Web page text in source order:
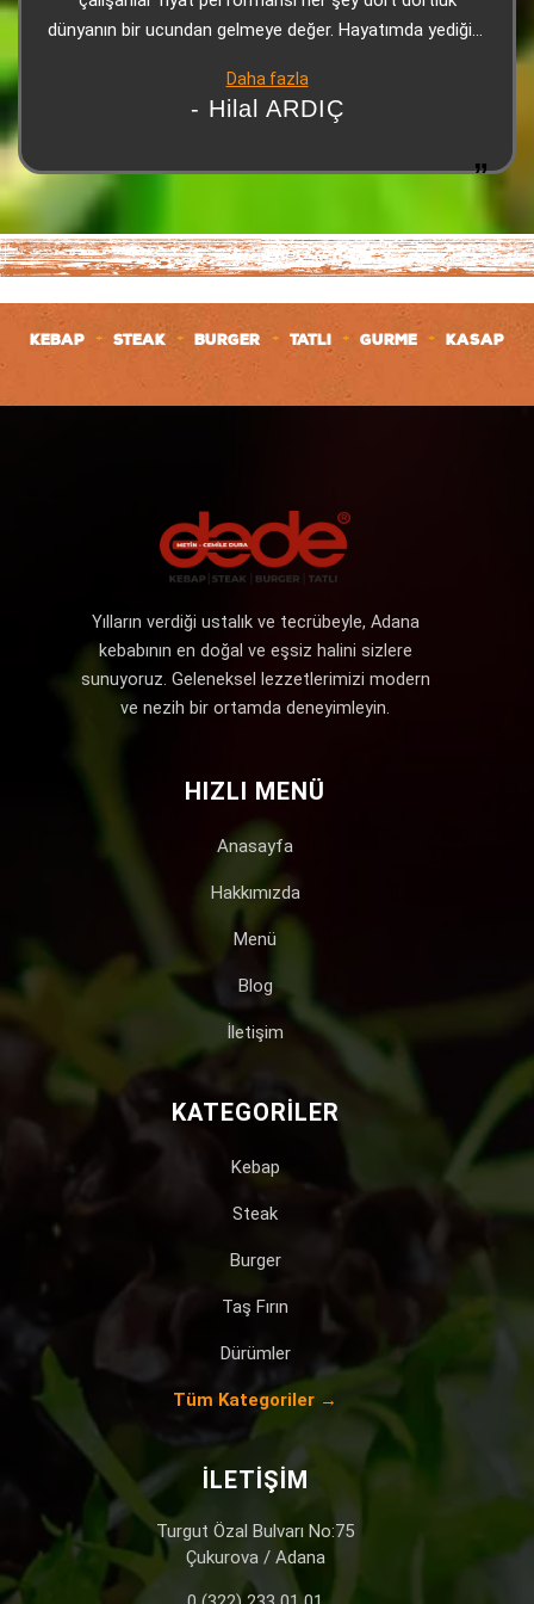
dünyanın bir ucundan gelmeye değer. Hayatımda yediğim
Daha fazla
- Hilal ARDIÇ
KEBAP + STEAK + BURGER + TATLI + GURME + KASAP
Yılların verdiği ustalık ve tecrübeyle, Adana
kebabının en doğal ve eşsiz halini sizlere
sunuyoruz. Geleneksel lezzetlerimizi modern
ve nezih bir ortamda deneyimleyin.
HIZLI MENÜ
Anasayfa
Hakkımızda
Menü
Blog
İletişim
KATEGORILER
Kebap
Steak
Burger
Taş Fırın
Dürümler
Tüm Kategoriler →
İLETIŞIM
Turgut Özal Bulvarı No:75
Çukurova / Adana